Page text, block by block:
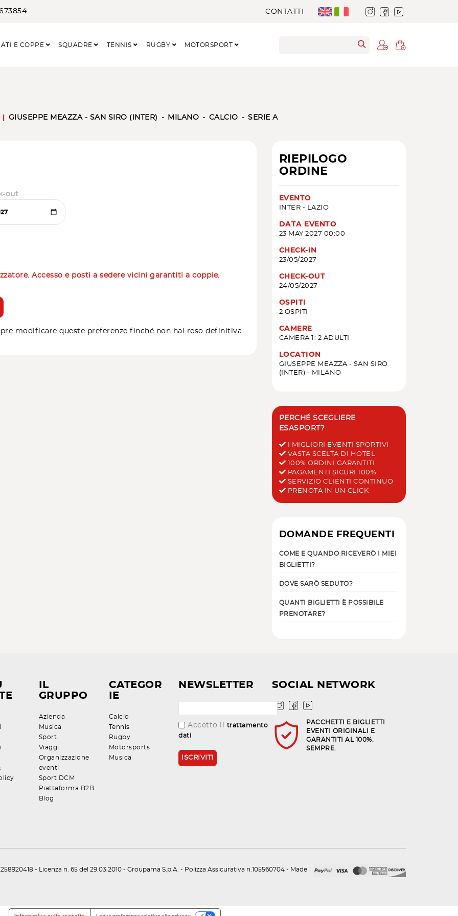
CONTATTI
E COPPE SQUADRE TENNIS RUGBY MOTORSPORT
GIUSEPPE MEAZZA - SAN SIRO (INTER) MILANO CALCIO SERIE A
out
Accesso e posti a sedere vicini garantiti a coppie.
modificare queste preferenze finché non hai reso definitiva
RIEPILOGO
ORDINE
EVENTO
INTER - LAZIO
DATA EVENTO
23 MAY 2027 00:00
CHECK-IN
23/05/2027
CHECK-OUT
24/05/2027
OSPITI
2 OSPITI
CAMERE
CAMERA 1: 2 ADULTI
LOCATION
GIUSEPPE MEAZZA - SAN SIRO
(INTER) - MILANO
PERCHÉ SCEGLIERE
ESASPORT?
I MIGLIORI EVENTI SPORTIVI
VASTA SCELTA DI HOTEL
100% ORDINI GARANTITI
PAGAMENTI SICURI 100%
SERVIZIO CLIENTI CONTINUO
PRENOTA IN UN CLICK
DOMANDE FREQUENTI
COME E QUANDO RICEVERÒ I MIEI
BIGLIETTI?
DOVE SARÒ SEDUTO?
QUANTI BIGLIETTI È POSSIBILE
PRENOTARE?
IL
GRUPPO
Azienda
Musica
Sport
Viaggi
Organizzazione
eventi
Sport DCM
Piattaforma B2B
Blog
CATEGOR
IE
Calcio
Tennis
Rugby
Motorsports
Musica
NEWSLETTER
Accetto il trattamento
dati
SOCIAL NETWORK
PACCHETTI E BIGLIETTI
EVENTI ORIGINALI E
GARANTITI AL 100%.
SEMPRE.
- Licenza n. 65 del 29.03.2010 - Groupama S.p.A. - Polizza Assicurativa n.105560704 - Made